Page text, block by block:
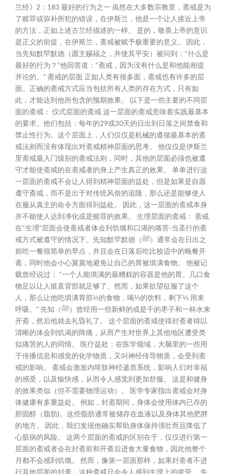
兰经》2：183 最好的行为之一 虽然在大多数宗教里，斋戒是为
了赎罪或弥补所犯的错误，在伊斯兰，他是一个让人接近上帝
的方法，正如上述古兰经描述的一样。 是的，敬畏上帝的意识
是正义的前提，在伊斯兰，斋戒被赋予极重要的意义。 因此，
当先知默罕默德（愿主赐福之，并使其平安）被问到：“什么是
最好的行为？”他回答道：“斋戒，因为没有什么是和他能相提
并论的。” 斋戒的层面 正如人类有很多面，斋戒也有许多的层
面。正确的斋戒方式应当包括所有人类的存在方式，只有如
此，才能达到他所包含的预期效果。 以下是一些主要的不同层
面的斋戒： 仪式层面的斋戒 这一层面的斋戒意味着实践最基本
的要求。他们包括：每年的29或30天的日出到日落之间禁食和
禁止性行为。这个层面上，人们仅仅是机械的遵循最基本的斋
戒法则而没有体现出对斋戒精神层面的思考。 他仅仅是伊斯兰
里斋戒最入门级别的斋戒法则，同时，其他的层面必须也被遵
守才能使斋戒的在斋戒者的身上产生真正的效果。 单单进行这
一层面的斋戒不会让人得到精神层面的益处，但是如果是自愿
遵守斋戒，而不是出于对传统风俗的追随，那么还是能够使人
在服从真主的命令方面得到益处。 因此，这一层面的斋戒本身
并不能使人达到净化或是赎罪的效果。 生理层面的斋戒： 斋戒
在“生理”层面会使斋戒者体会到饥饿和口渴的痛苦-当圣行的斋
戒方式被遵守的情况下。先知默罕默德（ﷺ）通常会在日出之
前吃一餐很简单的早点，并且会在日落后吃比较适中的晚餐开
斋，同时他会小心翼翼地避免让自己的胃被填满食物。 他被记
载曾经说过： “一个人能填满的最糟糕的容器是他的胃。几口食
物足以让人挺直背部就足够了。然而，如果欲望征服了这个
人，那么让他吃填满胃部⅓的食物，喝⅓的饮料，剩下⅓ 用来
呼吸。” 先知（ﷺ）曾经用一些新鲜的或是干的枣子和一杯水来
开斋，然后他就去礼昏礼了。 这个层面的斋戒使得封斋者得以
清晰的体会到饥渴的阵痛，从而产生对世界上其他地区遭受类
似痛苦的人的同情。 医疗益处：在医学领域，大脑里的一些用
于传播信息和感觉的化学物质，又叫神经传导物质，会受到斋
戒的影响。 斋戒会激发内啡肽神经递质系统，影响人们对幸福
的感受，以及愉快感，从而令人感觉到更加舒服。 这是和健身
的效果类似（但不需要物理运动）。 医学专家指出斋戒会对身
体健康有多重益处。 例如，封斋期间，身体会使用体内已存的
胆固醇（脂肪)。这些脂肪通常被储存在血液以及身体其他肥胖
的地方。 因此，我们发现他确实帮助身体保持强壮而且降低了
心脏病的风险。 这两个层面的斋戒的区别在于，仅仅进行第一
层面的斋戒者会在封斋前和开斋后进食大量食物，因此他整个
月都不会感到饥饿。 然而，像第一层面那样，如果封斋者不进
行其他层面的封斋，这种斋戒只会令人感到生理上的疲劳。 先